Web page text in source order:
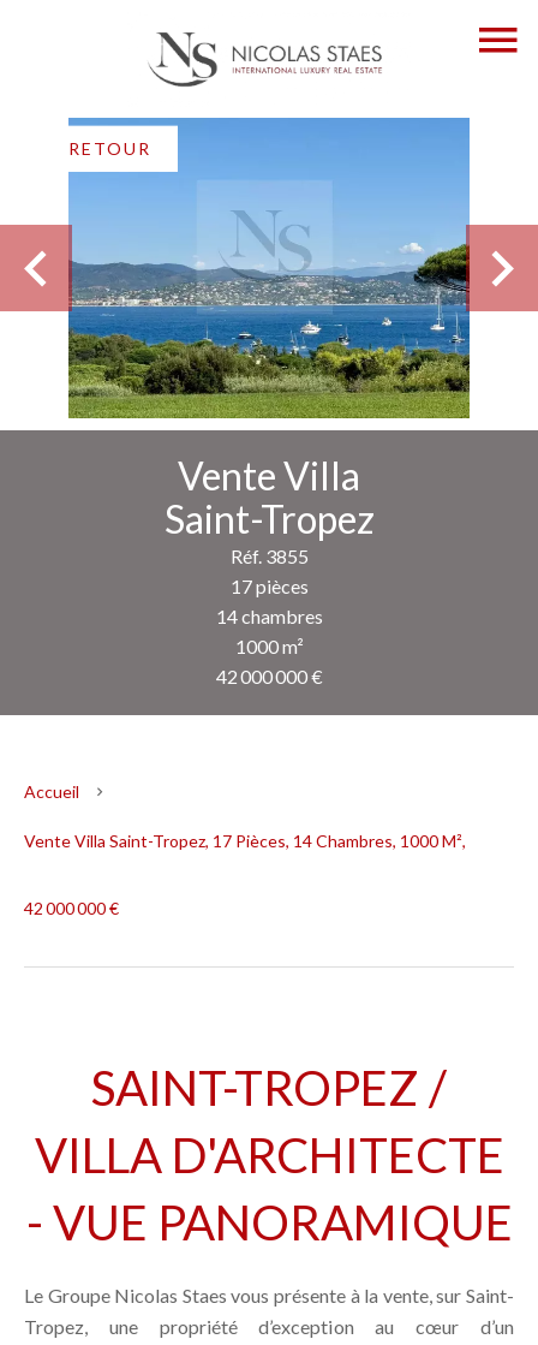
Vente Villa
Saint-Tropez
Réf. 3855
17 pièces
14 chambres
1000 m²
42 000 000 €
RETOUR
Accueil
Vente Villa Saint-Tropez, 17 Pièces, 14 Chambres, 1000 M²,
42 000 000 €
SAINT-TROPEZ /
VILLA D'ARCHITECTE
- VUE PANORAMIQUE
Le Groupe Nicolas Staes vous présente à la vente, sur Saint-
Tropez, une propriété d’exception au cœur d’un